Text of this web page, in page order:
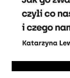
prezes
Po Zdrowie. –
komponowania
spożywamy, w